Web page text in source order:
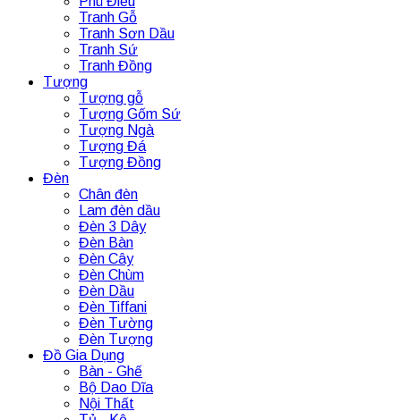
Tranh Gỗ
Tranh Sơn Dầu
Tranh Sứ
Tranh Đồng
Tượng
Tượng gỗ
Tượng Gốm Sứ
Tượng Ngà
Tượng Đá
Tượng Đồng
Đèn
Chân đèn
Lam đèn dầu
Đèn 3 Dây
Đèn Bàn
Đèn Cây
Đèn Chùm
Đèn Dầu
Đèn Tiffani
Đèn Tường
Đèn Tượng
Đồ Gia Dụng
Bàn - Ghế
Bộ Dao Dĩa
Nội Thất